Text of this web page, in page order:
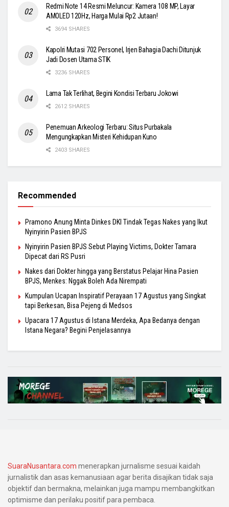
Redmi Note 14 Resmi Meluncur: Kamera 108 MP, Layar
AMOLED 120Hz, Harga Mulai Rp2 Jutaan!
3694 SHARES
Kapolri Mutasi 702 Personel, Irjen Bahagia Dachi Ditunjuk
Jadi Dosen Utama STIK
3236 SHARES
Lama Tak Terlihat, Begini Kondisi Terbaru Jokowi
2612 SHARES
Penemuan Arkeologi Terbaru: Situs Purbakala
Mengungkapkan Misteri Kehidupan Kuno
2403 SHARES
Recommended
Pramono Anung Minta Dinkes DKI Tindak Tegas Nakes yang Ikut
Nyinyirin Pasien BPJS
Nyinyirin Pasien BPJS Sebut Playing Victims, Dokter Tamara
Dipecat dari RS Pusri
Nakes dari Dokter hingga yang Berstatus Pelajar Hina Pasien
BPJS, Menkes: Nggak Boleh Ada Nirempati
Kumpulan Ucapan Inspiratif Perayaan 17 Agustus yang Singkat
tapi Berkesan, Bisa Pejeng di Medsos
Upacara 17 Agustus di Istana Merdeka, Apa Bedanya dengan
Istana Negara? Begini Penjelasannya
SuaraNusantara.com menerapkan jurnalisme sesuai kaidah
jurnalistik dan asas kemanusiaan agar berita disajikan tidak saja
objektif dan bermakna, melainkan juga mampu membangkitkan
optimisme dan perilaku positif para pembaca.